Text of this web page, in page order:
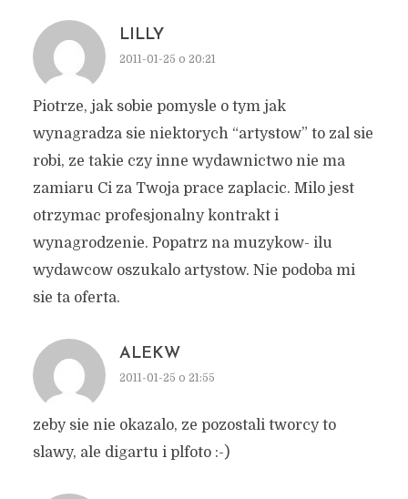
LILLY
2011-01-25 o 20:21
Piotrze, jak sobie pomysle o tym jak
wynagradza sie niektorych “artystow” to zal sie
robi, ze takie czy inne wydawnictwo nie ma
zamiaru Ci za Twoja prace zaplacic. Milo jest
otrzymac profesjonalny kontrakt i
wynagrodzenie. Popatrz na muzykow- ilu
wydawcow oszukalo artystow. Nie podoba mi
sie ta oferta.
ALEKW
2011-01-25 o 21:55
zeby sie nie okazalo, ze pozostali tworcy to
slawy, ale digartu i plfoto :-)